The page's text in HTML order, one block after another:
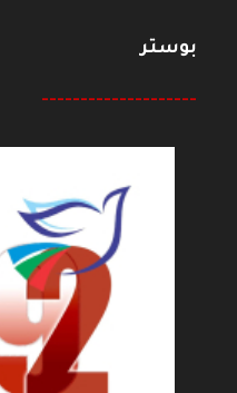
بوستر
--------------------